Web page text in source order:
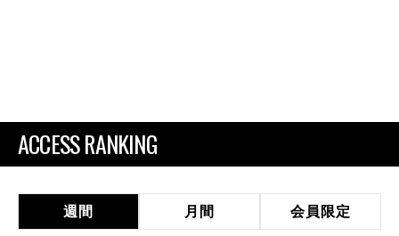
ACCESS RANKING
週間 月間 会員限定